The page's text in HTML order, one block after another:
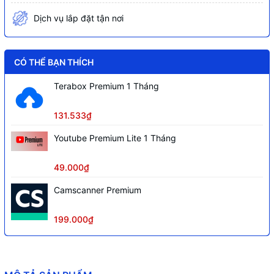
Dịch vụ lắp đặt tận nơi
CÓ THỂ BẠN THÍCH
Terabox Premium 1 Tháng
131.533₫
Youtube Premium Lite 1 Tháng
49.000₫
Camscanner Premium
199.000₫